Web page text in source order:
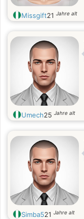
Missgift21 Jahre alt
Umech25 Jahre alt
Simba521 Jahre alt